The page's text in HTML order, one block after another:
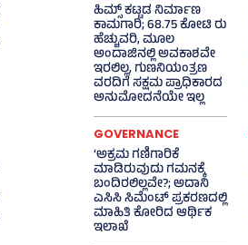
ಹಿಮ್ಸ್‌ ಕಟ್ಟಡ ನಿರ್ಮಾಣ
ಕಾಮಗಾರಿ; 68.75 ಕೋಟಿ ರು
ಹೆಚ್ಚುವರಿ, ಮೂಲ
ಅಂದಾಜಿನಲ್ಲಿ ಅವಕಾಶವೇ
ಇರಲಿಲ್ಲ, ಗುಣನಿಯಂತ್ರಣ
ವರದಿಗೆ ಸಕ್ಷಮ ಪ್ರಾಧಿಕಾರದ
ಅನುಮೋದನೆಯೇ ಇಲ್ಲ
GOVERNANCE
‘ಅಕ್ರಮ ಗಣಿಗಾರಿಕೆ
ಮಾಡಿರುವುದು ಗಮನಕ್ಕೆ
ಬಂದಿರಲಿಲ್ಲವೇ?; ಅದಾನಿ
ಎಸಿಸಿ ಸಿಮೆಂಟ್ ಪ್ರಕರಣದಲ್ಲಿ
ಮಾಹಿತಿ ಕೋರಿದ ಆರ್ಥಿಕ
ಇಲಾಖೆ